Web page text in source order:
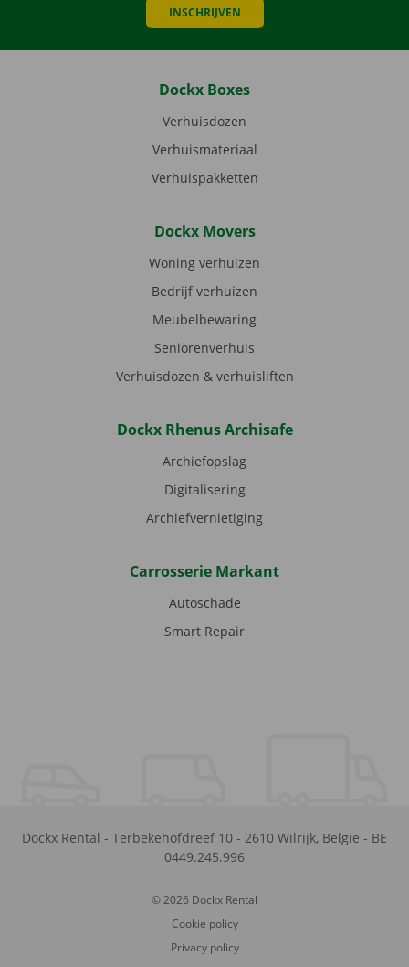
INSCHRIJVEN
Dockx Boxes
Verhuisdozen
Verhuismateriaal
Verhuispakketten
Dockx Movers
Woning verhuizen
Bedrijf verhuizen
Meubelbewaring
Seniorenverhuis
Verhuisdozen & verhuisliften
Dockx Rhenus Archisafe
Archiefopslag
Digitalisering
Archiefvernietiging
Carrosserie Markant
Autoschade
Smart Repair
Dockx Rental - Terbekehofdreef 10 - 2610 Wilrijk, België - BE
0449.245.996
© 2026 Dockx Rental
Cookie policy
Privacy policy